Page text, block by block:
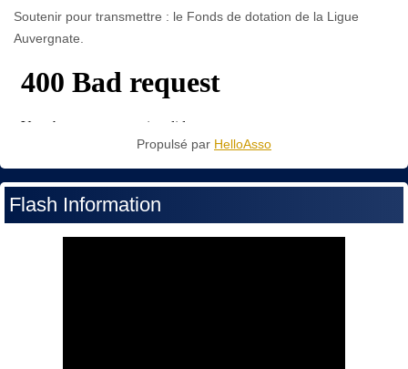
Soutenir pour transmettre : le Fonds de dotation de la Ligue
Auvergnate.
Propulsé par HelloAsso
Flash Information